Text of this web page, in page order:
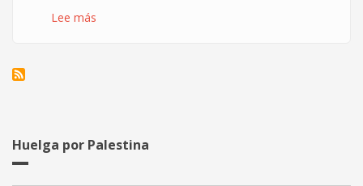
Lee más
16
Huelga por Palestina